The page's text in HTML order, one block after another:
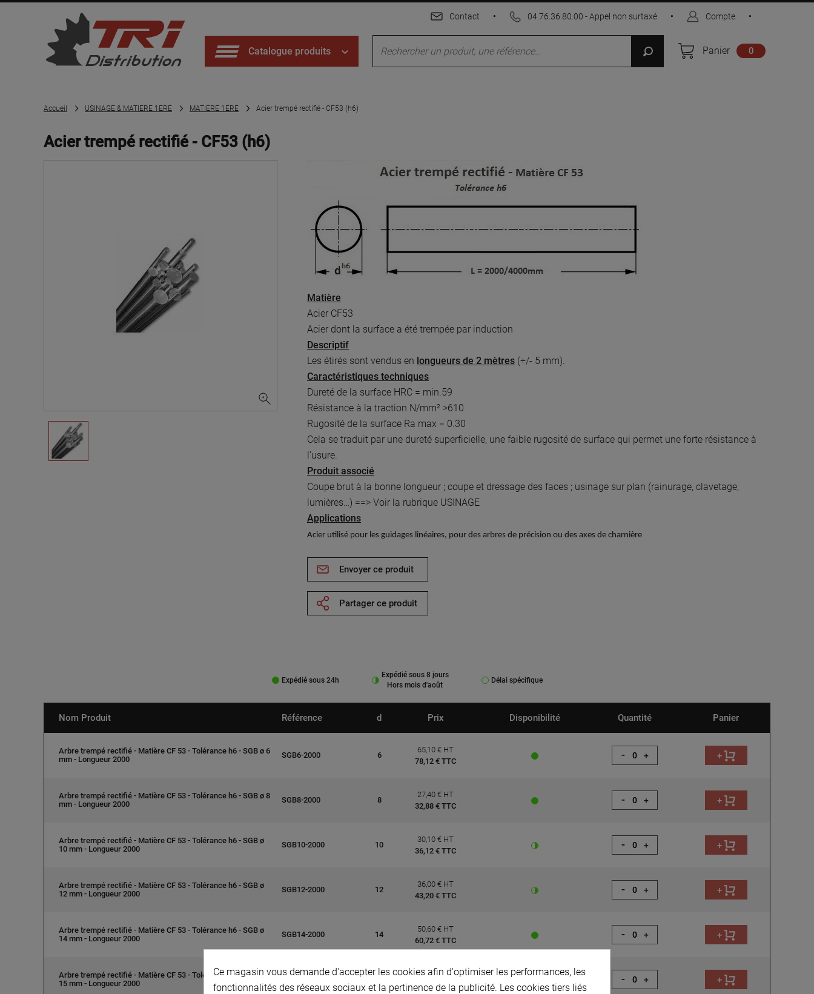
Catalogue produits Panier 0
Contact • 04.76.36.80.00 - Appel non surtaxé • Compte •
Accueil USINAGE & MATIERE 1ERE MATIERE 1ERE Acier trempé rectifié - CF53 (h6)
Acier trempé rectifié - CF53 (h6)
Matière
Acier CF53
Acier dont la surface a été trempée par induction
Descriptif
Les étirés sont vendus en longueurs de 2 mètres (+/- 5 mm).
Caractéristiques techniques
Dureté de la surface HRC = min.59
Résistance à la traction N/mm² >610
Rugosité de la surface Ra max = 0.30
Cela se traduit par une dureté superficielle, une faible rugosité de surface qui permet une forte résistance à
l’usure.
Produit associé
Coupe brut à la bonne longueur ; coupe et dressage des faces ; usinage sur plan (rainurage, clavetage,
lumières…) ==> Voir la rubrique USINAGE
Applications
Acier utilisé pour les guidages linéaires, pour des arbres de précision ou des axes de charnière
Envoyer ce produit
Partager ce produit
Expédié sous 24h
Expédié sous 8 jours
Hors mois d'août
Délai spécifique
Nom Produit Référence d Prix Disponibilité Quantité Panier
Arbre trempé rectifié - Matière CF 53 - Tolérance h6 - SGB ø 6
mm - Longueur 2000
SGB6-2000 6
65,10 € HT
78,12 € TTC
- + +
Arbre trempé rectifié - Matière CF 53 - Tolérance h6 - SGB ø 8
mm - Longueur 2000
SGB8-2000 8
27,40 € HT
32,88 € TTC
- + +
Arbre trempé rectifié - Matière CF 53 - Tolérance h6 - SGB ø
10 mm - Longueur 2000
SGB10-2000 10
30,10 € HT
36,12 € TTC
- + +
Arbre trempé rectifié - Matière CF 53 - Tolérance h6 - SGB ø
12 mm - Longueur 2000
SGB12-2000 12
36,00 € HT
43,20 € TTC
- + +
Arbre trempé rectifié - Matière CF 53 - Tolérance h6 - SGB ø
14 mm - Longueur 2000
SGB14-2000 14
50,60 € HT
60,72 € TTC
- + +
Arbre trempé rectifié - Matière CF 53 - Tolérance h6 - SGB ø
15 mm - Longueur 2000
51,70 € HT
62,04 € TTC
- + +
Ce magasin vous demande d'accepter les cookies afin d'optimiser les performances, les
fonctionnalités des réseaux sociaux et la pertinence de la publicité. Les cookies tiers liés